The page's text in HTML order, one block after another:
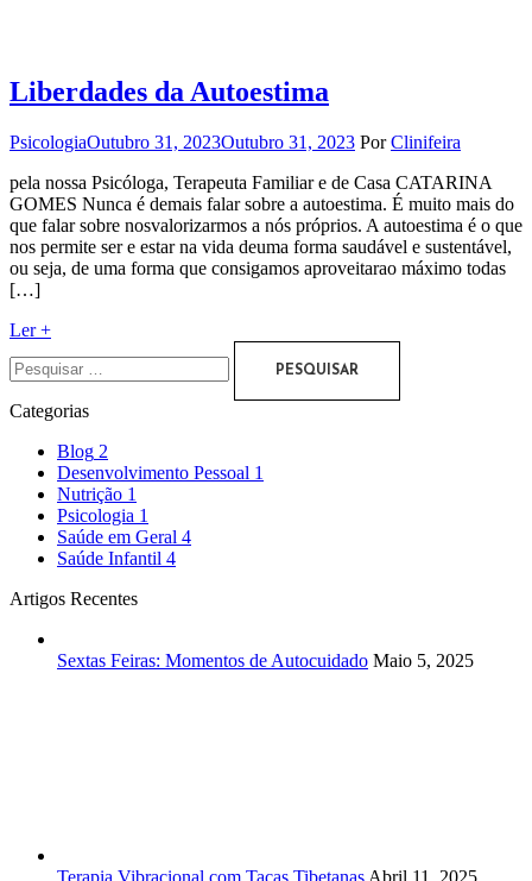
Liberdades da Autoestima
PsicologiaOutubro 31, 2023Outubro 31, 2023 PorClinifeira
pela nossa Psicóloga, Terapeuta Familiar e de Casa CATARINA
GOMES Nunca é demais falar sobre a autoestima. É muito mais do
que falar sobre nosvalorizarmos a nós próprios. A autoestima é o que
nos permite ser e estar na vida deuma forma saudável e sustentável,
ou seja, de uma forma que consigamos aproveitarao máximo todas
[…]
Ler +
Categorias
Blog 2
Desenvolvimento Pessoal 1
Nutrição 1
Psicologia 1
Saúde em Geral 4
Saúde Infantil 4
Artigos Recentes
Sextas Feiras: Momentos de Autocuidado Maio 5, 2025
Terapia Vibracional com Taças Tibetanas Abril 11, 2025